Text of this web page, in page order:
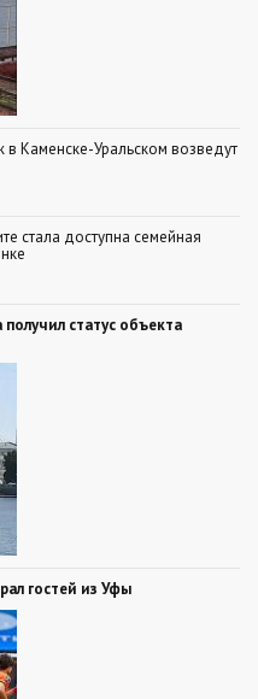
в Каменске-Уральском возведут
стала доступна семейная
статус объекта
гостей из Уфы